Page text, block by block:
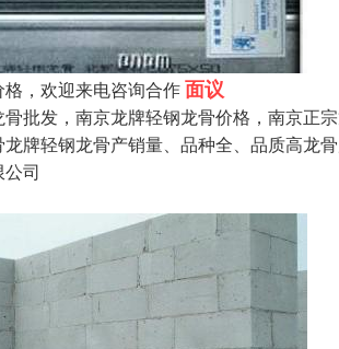
，欢迎来电咨询合作面议
批发，南京龙牌轻钢龙骨价格，南京正
牌轻钢龙骨产销量、品种全、品质高龙
司